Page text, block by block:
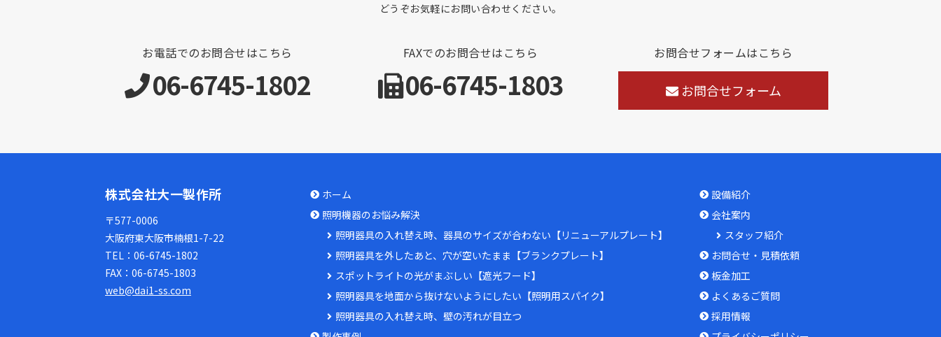
どうぞお気軽にお問い合わせください。
お電話でのお問合せはこちら
06-6745-1802
FAXでのお問合せはこちら
06-6745-1803
お問合せフォームはこちら
お問合せフォーム
株式会社大一製作所
〒577-0006
大阪府東大阪市楠根1-7-22
TEL： 06-6745-1802
FAX： 06-6745-1803
web@dai1-ss.com
ホーム
照明機器のお悩み解決
照明器具の入れ替え時、器具のサイズが合わない【リニューアルプレート】
照明器具を外したあと、穴が空いたまま【ブランクプレート】
スポットライトの光がまぶしい【遮光フード】
照明器具を地面から抜けないようにしたい【照明用スパイク】
照明器具の入れ替え時、壁の汚れが目立つ
設備紹介
会社案内
スタッフ紹介
お問合せ・見積依頼
板金加工
よくあるご質問
採用情報